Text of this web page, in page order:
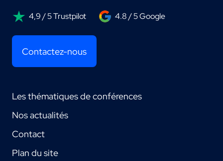
4,9 / 5 Trustpilot 4.8 / 5 Google
Contactez-nous
Les thématiques de conférences
Nos actualités
Contact
Plan du site